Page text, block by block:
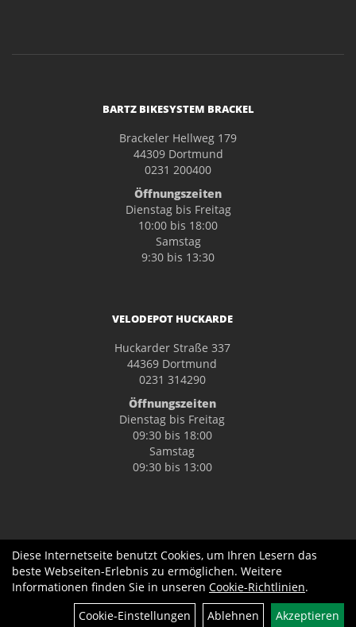
Filter
BARTZ BIKESYSTEM BRACKEL
Brackeler Hellweg 179
44309 Dortmund
0231 200400
Öffnungszeiten
Dienstag bis Freitag
10:00 bis 18:00
Samstag
9:30 bis 13:30
VELODEPOT HUCKARDE
Huckarder Straße 337
44369 Dortmund
0231 314290
Öffnungszeiten
Dienstag bis Freitag
09:30 bis 18:00
Samstag
09:30 bis 13:00
Diese Internetseite benutzt Cookies, um Ihren Lesern das
beste Webseiten-Erlebnis zu ermöglichen. Weitere
Informationen finden Sie in unseren Cookie-Richtlinien.
Cookie-Einstellungen
Ablehnen Akzeptieren